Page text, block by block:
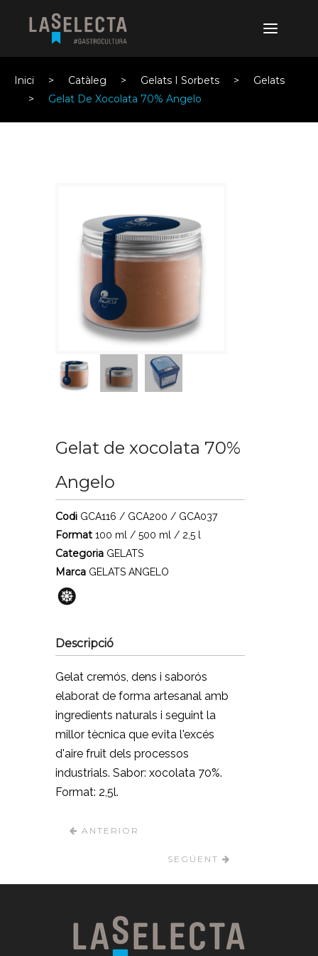
Inici Catàleg Gelats I Sorbets
Gelats
Gelat De Xocolata 70% Angelo
Gelat de xocolata 70%
Angelo
Codi GCA116 / GCA200 / GCA037
Format100 ml / 500 ml / 2,5 l
Categoria GELATS
Marca GELATS ANGELO
Descripció
Gelat cremós, dens i saborós
elaborat de forma artesanal amb
ingredients naturals i seguint la
millor tècnica que evita l'excés
d'aire fruit dels processos
industrials. Sabor: xocolata 70%.
Format: 2,5l.
ANTERIOR
SEGÜENT